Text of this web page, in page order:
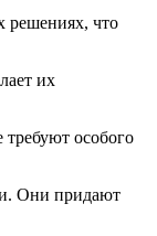
решениях, что
их
требуют особого
Они придают